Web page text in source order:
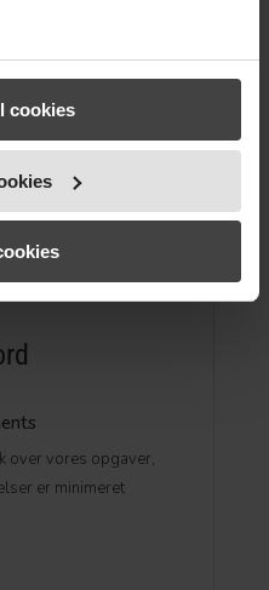
cookies
over vores opgaver,
er minimeret